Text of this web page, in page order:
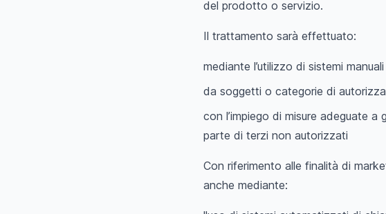
del prodotto o servizio.
Il trattamento sarà effettuato:
mediante l’utilizzo di sistemi
da soggetti o categorie di
con l’impiego di misure adeguate
parte di terzi non autorizzati
Con riferimento alle finalità di
anche mediante: